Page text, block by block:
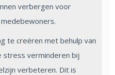
verbergen voor
te creëren met behulp van
stress verminderen bij
verbeteren. Dit is